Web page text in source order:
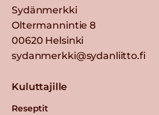
Sydänmerkki
Oltermannintie 8
00620 Helsinki
sydanmerkki@sydanliitto.fi
Kuluttajille
Reseptit